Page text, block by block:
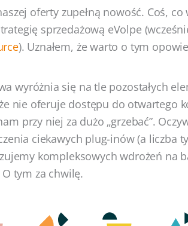
oferty zupełną nowość. Coś, co
sprzedażową eVolpe
). Uznałem, że warto o tym
wyróżnia się na tle pozostałych
nie oferuje dostępu do otwartego
przy niej za dużo „grzebać”.
ciekawych plug-inów (a liczba
kompleksowych wdrożeń na
tym za chwilę.